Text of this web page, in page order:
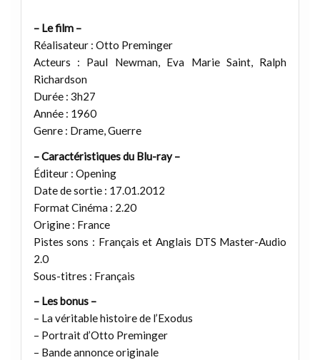
– Le film –
Réalisateur : Otto Preminger
Acteurs : Paul Newman, Eva Marie Saint, Ralph
Richardson
Durée : 3h27
Année : 1960
Genre : Drame, Guerre
– Caractéristiques du Blu-ray –
Éditeur : Opening
Date de sortie : 17.01.2012
Format Cinéma : 2.20
Origine : France
Pistes sons : Français et Anglais DTS Master-Audio
2.0
Sous-titres : Français
– Les bonus –
– La véritable histoire de l’Exodus
– Portrait d’Otto Preminger
– Bande annonce originale